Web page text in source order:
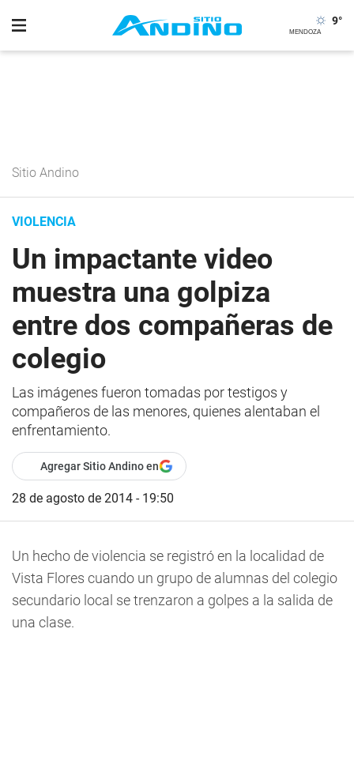
9°
Sitio Andino
VIOLENCIA
Un impactante video
muestra una golpiza
entre dos compañeras de
colegio
Las imágenes fueron tomadas por testigos y
compañeros de las menores, quienes alentaban el
enfrentamiento.
Agregar Sitio Andino en
28 de agosto de 2014 - 19:50
Un hecho de violencia se registró en la localidad de
Vista Flores cuando un grupo de alumnas del colegio
secundario local se trenzaron a golpes a la salida de
una clase.